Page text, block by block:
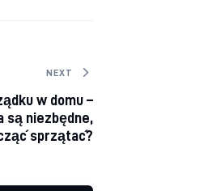
NEXT
w domu –
są niezbędne,
sprzątać?